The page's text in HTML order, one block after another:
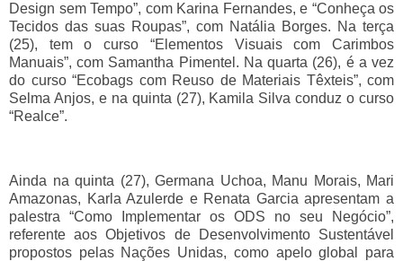
Design sem Tempo”, com Karina Fernandes, e “Conheça os
Tecidos das suas Roupas”, com Natália Borges. Na terça
(25), tem o curso “Elementos Visuais com Carimbos
Manuais”, com Samantha Pimentel. Na quarta (26), é a vez
do curso “Ecobags com Reuso de Materiais Têxteis”, com
Selma Anjos, e na quinta (27), Kamila Silva conduz o curso
“Realce”.
Ainda na quinta (27), Germana Uchoa, Manu Morais, Mari
Amazonas, Karla Azulerde e Renata Garcia apresentam a
palestra “Como Implementar os ODS no seu Negócio”,
referente aos Objetivos de Desenvolvimento Sustentável
propostos pelas Nações Unidas, como apelo global para